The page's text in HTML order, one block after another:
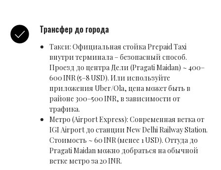
Трансфер до города
Такси: Официальная стойка Prepaid Taxi
внутри терминала – безопасный способ.
Проезд до центра Дели (Pragati Maidan) ~ 400–
600 INR (5–8 USD). Или используйте
приложения Uber/Ola, цена может быть в
районе 300–500 INR, в зависимости от
трафика.
Метро (Airport Express): Современная ветка от
IGI Airport до станции New Delhi Railway Station.
Стоимость ~ 60 INR (менее 1 USD). Оттуда до
Pragati Maidan можно добраться на обычной
ветке метро за 20 INR.